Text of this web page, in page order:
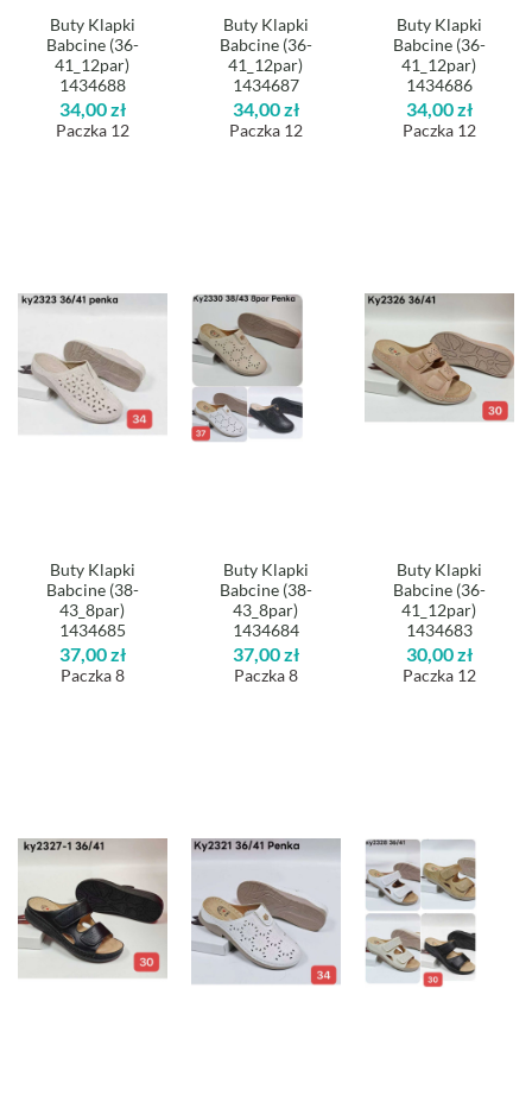
Buty Klapki
Babcine (36-
41_12par)
1434688
34,00zł
Paczka 12
Buty Klapki
Babcine (36-
41_12par)
1434687
34,00zł
Paczka 12
Buty Klapki
Babcine (36-
41_12par)
1434686
34,00zł
Paczka 12
Buty Klapki
Babcine (38-
43_8par)
1434685
37,00zł
Paczka 8
Buty Klapki
Babcine (38-
43_8par)
1434684
37,00zł
Paczka 8
Buty Klapki
Babcine (36-
41_12par)
1434683
30,00zł
Paczka 12